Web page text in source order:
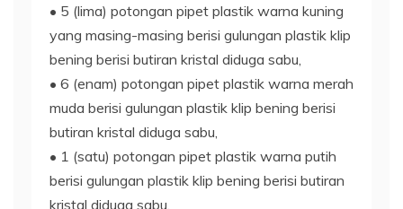
• 5 (lima) potongan pipet plastik warna kuning
yang masing-masing berisi gulungan plastik klip
bening berisi butiran kristal diduga sabu,
• 6 (enam) potongan pipet plastik warna merah
muda berisi gulungan plastik klip bening berisi
butiran kristal diduga sabu,
• 1 (satu) potongan pipet plastik warna putih
berisi gulungan plastik klip bening berisi butiran
kristal diduga sabu,